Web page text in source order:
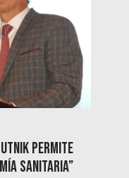
permite
sanitaria”